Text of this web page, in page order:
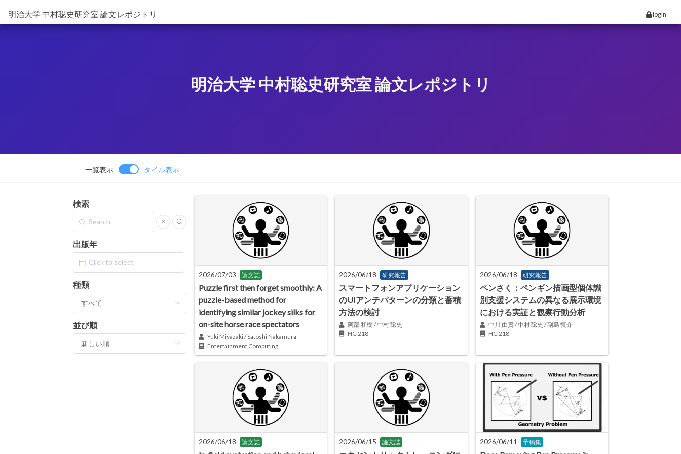
明治大学 中村聡史研究室 論文レポジトリ login
明治大学 中村聡史研究室 論文レポジトリ
一覧表示 タイル表示
検索
出版年
種類
並び順
2026/07/03 論文誌
Puzzle first then forget smoothly: A
puzzle-based method for
identifying similar jockey silks for
on-site horse race spectators
Yuki Miyazaki / Satoshi Nakamura
Entertainment Computing
2026/06/18 研究報告
スマートフォンアプリケーション
のUIアンチパターンの分類と蓄積
方法の検討
阿部 和樹 / 中村 聡史
HCI218
2026/06/18 研究報告
ペンさく：ペンギン描画型個体識
別支援システムの異なる展示環境
における実証と観察行動分析
中川 由貴 / 中村 聡史 / 副島 慎介
HCI218
2026/06/18 論文誌 2026/06/15 論文誌 2026/06/11 予稿集